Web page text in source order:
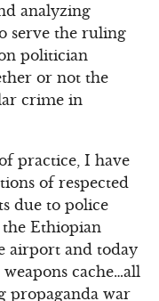
analyzing
serve the ruling
politician
or not the
crime in
practice, I have
of respected
due to police
the Ethiopian
airport and today
cache…all
propaganda war